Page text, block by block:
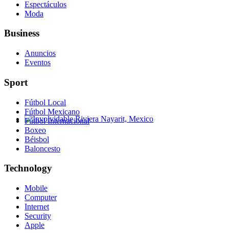
Involvidable Riviera Nayarit, Mexico
Espectáculos
Moda
Business
Anuncios
Eventos
Sport
Fútbol Local
Fútbol Mexicano
Fútbol Internacional
Boxeo
Béisbol
Baloncesto
Technology
Mobile
Computer
Internet
Security
Apple